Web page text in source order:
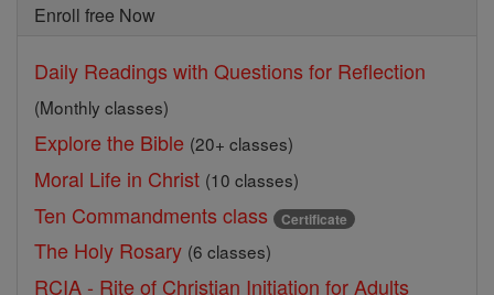
Enroll free Now
Daily Readings with Questions for Reflection
(Monthly classes)
Explore the Bible (20+ classes)
Moral Life in Christ (10 classes)
Ten Commandments class Certificate
The Holy Rosary (6 classes)
RCIA - Rite of Christian Initiation for Adults